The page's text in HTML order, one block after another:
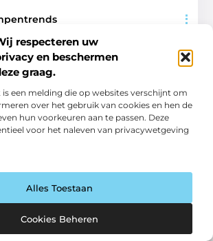
respecteren uw
en beschermen
graag.
een melding die op websites verschijnt om
over het gebruik van cookies en hen de
hun voorkeuren aan te passen. Deze
voor het naleven van privacywetgeving
Alles Toestaan
Cookies Beheren
Pinterest Share on LinkedIn Share on
een